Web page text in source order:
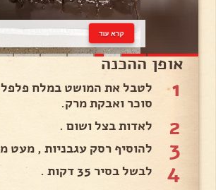
קרא עוד
אופן ההכנה
1
לטבל את המושט במלח פלפל
סוכר ואבקת מרק.
2 לאדות בצל ושום .
3 להוסיף רסק עגבניות , מעט
4 לבשל בסיר 35 דקות .